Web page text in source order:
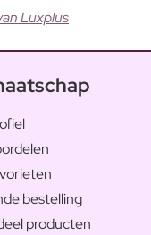
Luxplus
bestelling
producten